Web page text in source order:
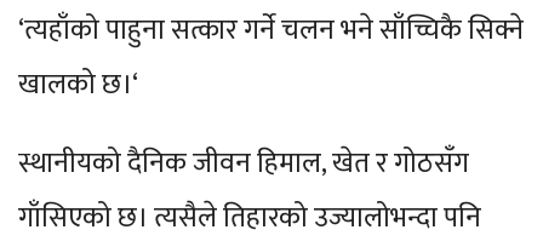
‘त्यहाँको पाहुना सत्कार गर्ने चलन भने साँच्चिकै सिक्ने
खालको छ।‘
स्थानीयको दैनिक जीवन हिमाल, खेत र गोठसँग
गाँसिएको छ। त्यसैले तिहारको उज्यालोभन्दा पनि